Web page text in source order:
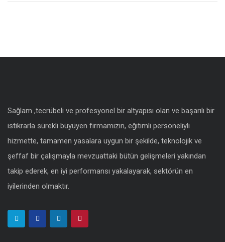
Sağlam ,tecrübeli ve profesyonel bir altyapısı olan ve başarılı bir
istikrarla sürekli büyüyen firmamızın, eğitimli personeliylı
hizmette, tamamen yasalara uygun bir şekilde, teknolojik ve
şeffaf bir çalışmayla mevzuattaki bütün gelişmeleri yakından
takip ederek, en iyi performansı yakalayarak, sektörün en
iyilerinden olmaktır.